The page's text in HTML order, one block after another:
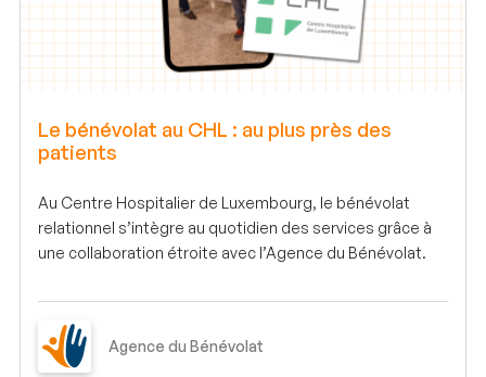
Le bénévolat au CHL : au plus près des
patients
Au Centre Hospitalier de Luxembourg, le bénévolat
relationnel s’intègre au quotidien des services grâce à
une collaboration étroite avec l’Agence du Bénévolat.
Agence du Bénévolat